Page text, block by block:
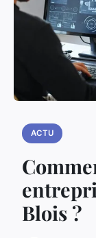
ACTU
Blois ?